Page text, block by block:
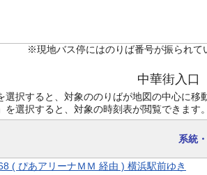
※現地バス停にはのりば番号が振られて
中華街入口
択すると、対象ののりばが地図の中心に移
選択すると、対象の時刻表が閲覧できます。
系統
( ぴあアリーナＭＭ 経由 ) 横浜駅前ゆき